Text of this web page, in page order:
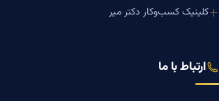
کلینیک کسب‌وکار دکتر میر
ارتباط با ما